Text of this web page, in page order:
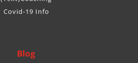
Covid-19 Info
Blog